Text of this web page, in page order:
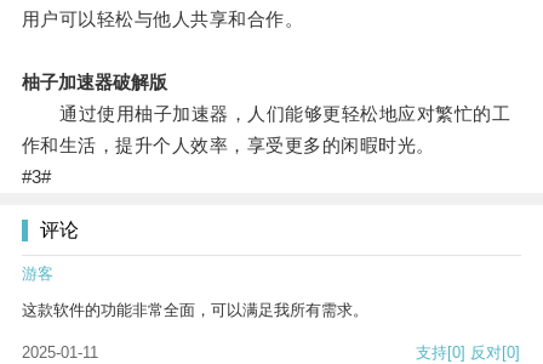
用户可以轻松与他人共享和合作。
柚子加速器破解版
通过使用柚子加速器，人们能够更轻松地应对繁忙的工
作和生活，提升个人效率，享受更多的闲暇时光。
#3#
评论
游客
这款软件的功能非常全面，可以满足我所有需求。
2025-01-11 支持[0] 反对[0]